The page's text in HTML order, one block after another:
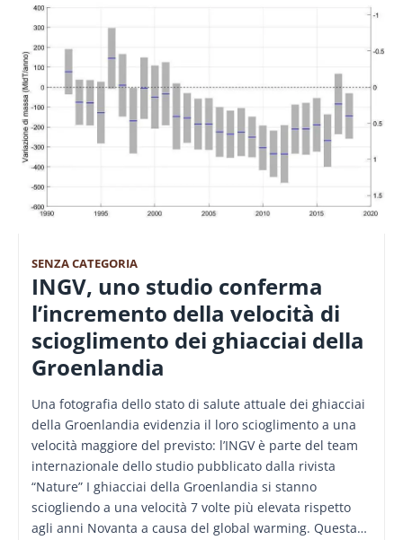
SENZA CATEGORIA
INGV, uno studio conferma
l’incremento della velocità di
scioglimento dei ghiacciai della
Groenlandia
Una fotografia dello stato di salute attuale dei ghiacciai
della Groenlandia evidenzia il loro scioglimento a una
velocità maggiore del previsto: l’INGV è parte del team
internazionale dello studio pubblicato dalla rivista
“Nature” I ghiacciai della Groenlandia si stanno
sciogliendo a una velocità 7 volte più elevata rispetto
agli anni Novanta a causa del global warming. Questa…